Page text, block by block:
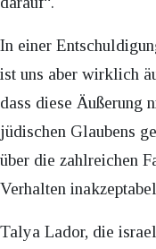
In einer
ist uns aber wirklich
dass diese Äußerung
jüdischen Glaubens
über die zahlreichen
Verhalten
Talya Lador, die